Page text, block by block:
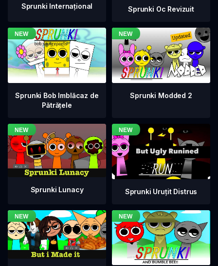
Sprunki Internațional Sprunki Oc Revizuit
Sprunki Bob Imblăcaz de
Pătrățele
Sprunki Modded 2
Sprunki Lunacy Sprunki Uruțit Distrus